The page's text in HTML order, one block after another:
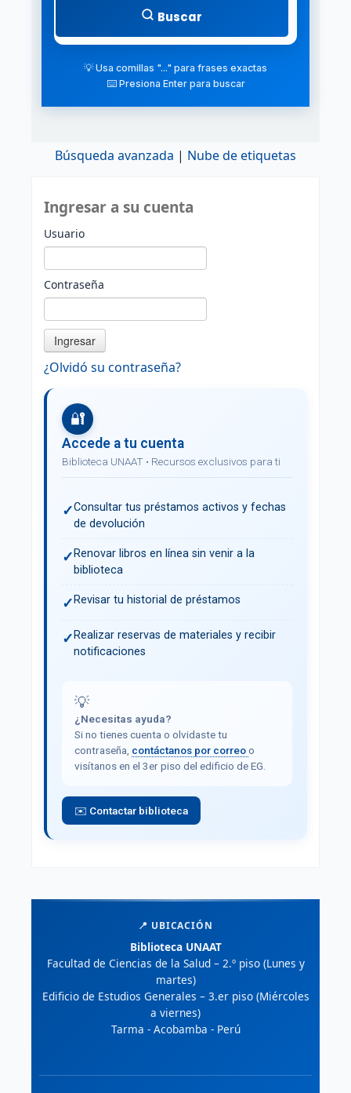
Buscar
💡 Usa comillas "..." para frases exactas
⌨️ Presiona Enter para buscar
Búsqueda avanzada Nube de etiquetas
Ingresar a su cuenta
Usuario
Contraseña
¿Olvidó su contraseña?
🔐
Accede a tu cuenta
Biblioteca UNAAT • Recursos exclusivos para ti
✓Consultar tus préstamos activos y fechas
de devolución
✓Renovar libros en línea sin venir a la
biblioteca
✓Revisar tu historial de préstamos
✓Realizar reservas de materiales y recibir
notificaciones
💡
¿Necesitas ayuda?
Si no tienes cuenta o olvidaste tu
contraseña, contáctanos por correoo
visítanos en el 3er piso del edificio de EG.
✉️ Contactar biblioteca
📍 UBICACIÓN
Biblioteca UNAAT
Facultad de Ciencias de la Salud – 2.º piso (Lunes y
martes)
Edificio de Estudios Generales – 3.er piso (Miércoles
a viernes)
Tarma - Acobamba - Perú